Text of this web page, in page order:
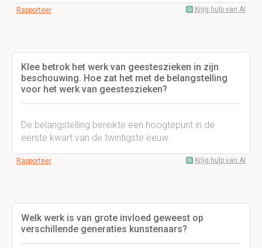
Rapporteer Krijg hulp van AI
Klee betrok het werk van geesteszieken in zijn
beschouwing. Hoe zat het met de belangstelling
voor het werk van geesteszieken?
De belangstelling bereikte een hoogtepunt in de
eerste kwart van de twintigste eeuw.
Rapporteer Krijg hulp van AI
Welk werk is van grote invloed geweest op
verschillende generaties kunstenaars?